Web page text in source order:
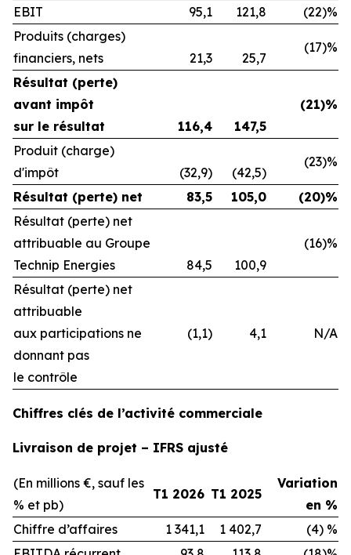
EBIT 95,1 121,8
(22)%
Produits (charges)
financiers, nets
21,3 25,7
(17)%
Résultat (perte)
avant impôt
sur le résultat
116,4 147,5
(21)%
Produit (charge)
d'impôt
(32,9) (42,5)
(23)%
Résultat (perte) net 83,5 105,0
(20)%
Résultat (perte) net
attribuable au Groupe
Technip Energies
84,5 100,9
(16)%
Résultat (perte) net
attribuable
aux participations ne
donnant pas
le contrôle
(1,1) 4,1 N/A
Chiffres clés de l’activité commerciale
Livraison de projet – IFRS ajusté
(En millions €, sauf les
% et pb)
T1 2026 T1 2025
Variation
en %
Chiffre d’affaires
1 341,1 1 402,7
(4) %